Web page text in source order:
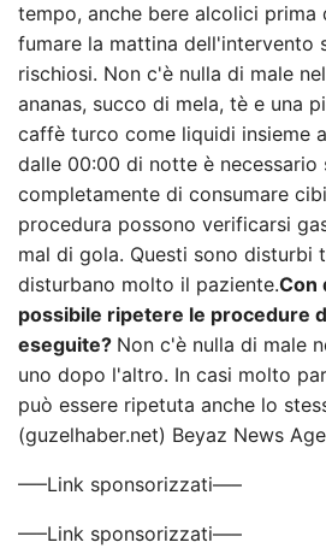
tempo, anche bere alcolici prima
fumare la mattina dell'intervento
rischiosi. Non c'è nulla di male
ananas, succo di mela, tè e una
caffè turco come liquidi insieme
dalle 00:00 di notte è necessario
completamente di consumare
procedura possono verificarsi
mal di gola. Questi sono disturbi
disturbano molto il paziente.Con
possibile ripetere le procedure
eseguite? Non c'è nulla di male
uno dopo l'altro. In casi molto
può essere ripetuta anche lo
(guzelhaber.net) Beyaz News
—–Link sponsorizzati—–
—–Link sponsorizzati—–